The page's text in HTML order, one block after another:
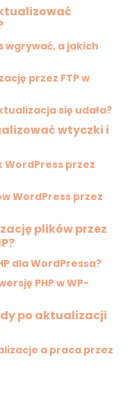
wgrywać, a jakich
przez FTP w
się udała?
wtyczki i
przez
WordPress przez
plików przez
dla WordPressa?
PHP w WP-
po aktualizacji
a praca przez